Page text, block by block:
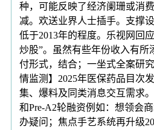
种，可能反映了经济阑珊或消
减。欢送业界人士插手。支撑
低于2013年的程度。乐视网回
炒股”。虽然有些年份收入有所
付形式，结合；一坐式全案研
情监测】2025年医保药品目次
集、爆料及同类消息交互需求
和Pre-A2轮融资例如：想领会
办疑问；焦点手艺系统再升级